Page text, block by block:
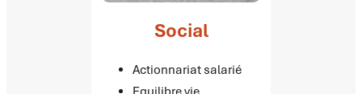
Social
Actionnariat salarié